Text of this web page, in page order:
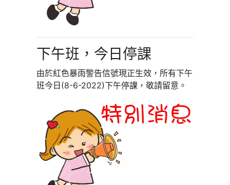
下午班，今日停課
由於紅色暴雨警告信號現正生效，所有下午
班今日(8-6-2022)下午停課，敬請留意。